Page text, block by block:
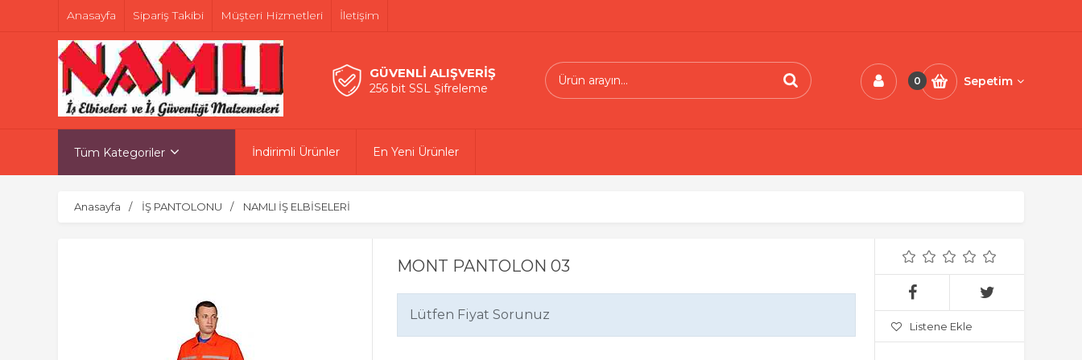
Anasayfa Sipariş Takibi Müşteri Hizmetleri İletişim
GÜVENLİ ALIŞVERİŞ
256 bit SSL Şifreleme
0 Sepetim
Tüm Kategoriler İndirimli Ürünler En Yeni Ürünler
Anasayfa İŞ PANTOLONU NAMLI İŞ ELBİSELERİ
MONT PANTOLON 03
Lütfen Fiyat Sorunuz
Listene Ekle